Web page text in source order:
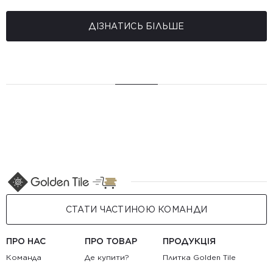
ДІЗНАТИСЬ БІЛЬШЕ
СТАТИ ЧАСТИНОЮ КОМАНДИ
ПРО НАС
Команда
ПРО ТОВАР
Де купити?
ПРОДУКЦІЯ
Плитка Golden Tile